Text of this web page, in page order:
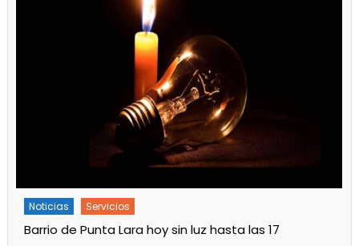
Lara hoy sin luz hasta las 17 Turnos de